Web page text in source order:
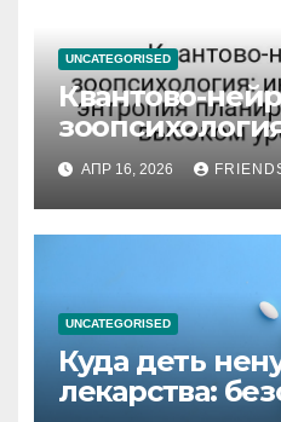
UNCATEGORISED
Квантово-
планирования
высоком
АПР 16, 2026
UNCATEGORISED
Куда деть
лекарства: